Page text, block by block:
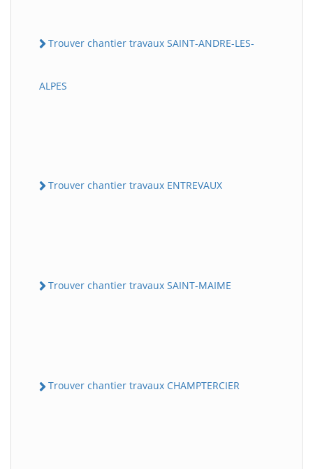
Trouver chantier travaux SAINT-ANDRE-LES-
ALPES
Trouver chantier travaux ENTREVAUX
Trouver chantier travaux SAINT-MAIME
Trouver chantier travaux CHAMPTERCIER